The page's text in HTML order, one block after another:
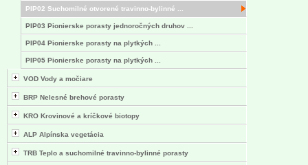
PIP02 Suchomilné otvorené travinno-bylinné ...
PIP03 Pionierske porasty jednoročných druhov ...
PIP04 Pionierske porasty na plytkých ...
PIP05 Pionierske porasty na plytkých ...
VOD Vody a močiare
BRP Nelesné brehové porasty
KRO Krovinové a kríčkové biotopy
ALP Alpínska vegetácia
TRB Teplo a suchomilné travinno-bylinné porasty